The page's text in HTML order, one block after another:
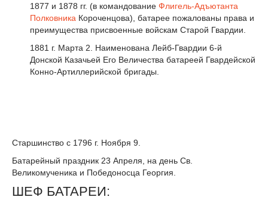
1877 и 1878 гг. (в командование Флигель-Адъютанта
Полковника Короченцова), батарее пожалованы права и
преимущества присвоенные войскам Старой Гвардии.
1881 г. Марта 2. Наименована Лейб-Гвардии 6-й
Донской Казачьей Его Величества батареей Гвардейской
Конно-Артиллерийской бригады.
Старшинство с 1796 г. Ноября 9.
Батарейный праздник 23 Апреля, на день Св.
Великомученика и Победоносца Георгия.
ШЕФ БАТАРЕИ: